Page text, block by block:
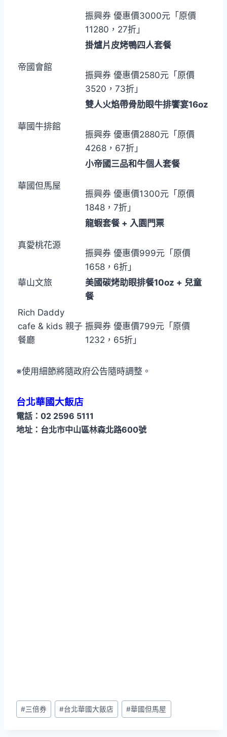
振興券 優惠價3000元「原價
11280，27折」
帝國會館
掛爐片皮烤鴨四人套餐
振興券 優惠價2580元「原價
3520，73折」
華國牛排館
雙人火焰帶骨肋眼牛排饗宴16oz
振興券 優惠價2880元「原價
4268，67折」
華國但馬屋
小帝國三品和牛個人套餐
振興券 優惠價1300元「原價
1848，7折」
真愛桃花源
龍蝦套餐 + 入園門票
振興券 優惠價999元「原價
1658，6折」
華山文旅
Rich Daddy
cafe & kids 親子
餐廳
美國碳烤助眼排餐10oz + 兒童
餐
振興券 優惠價799元「原價
1232，65折」
※使用細節將隨政府公告隨時調整。
台北華國大飯店
電話：02 2596 5111
地址：台北市中山區林森北路600號
Post
Tags:
#三倍券 #台北華國大飯店 #華國但馬屋